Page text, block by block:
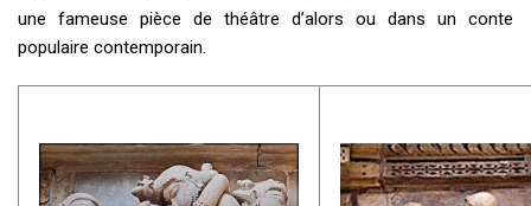
une fameuse pièce de théâtre d’alors ou dans un conte
populaire contemporain.